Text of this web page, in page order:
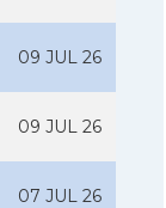
09 JUL 26
09 JUL 26
07 JUL 26